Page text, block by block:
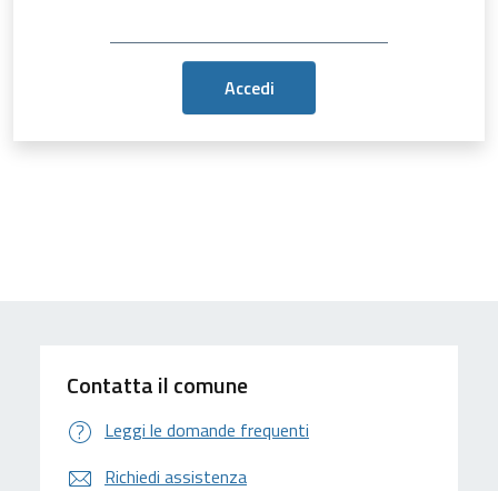
Contatta il comune
Leggi le domande frequenti
Richiedi assistenza